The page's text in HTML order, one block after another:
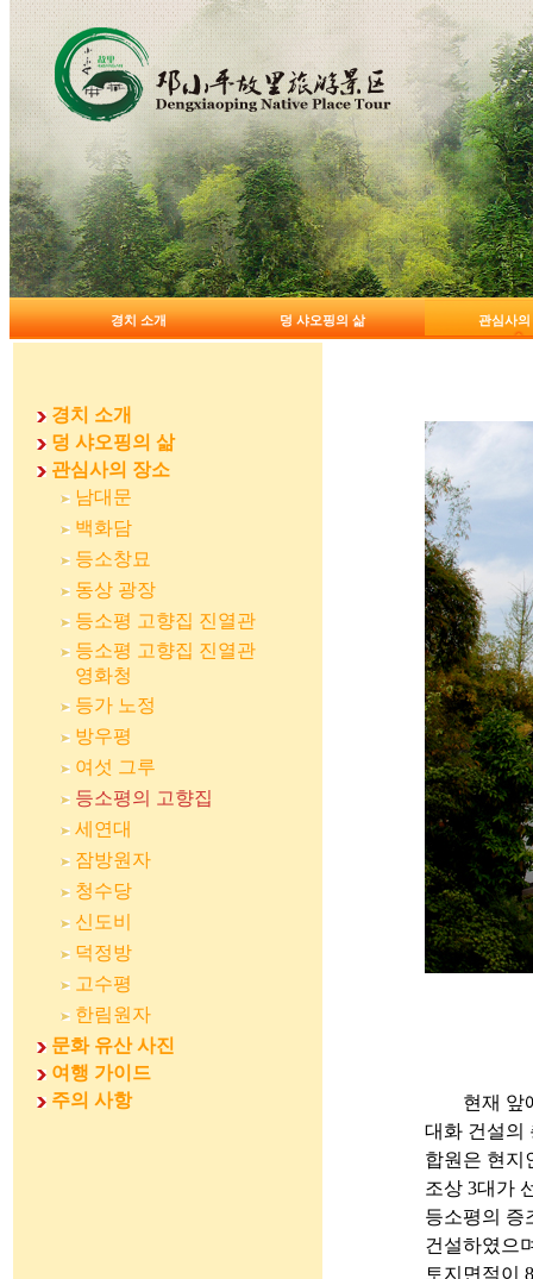
경치 소개 덩 샤오핑의 삶 관심사의
경치 소개
덩 샤오핑의 삶
관심사의 장소
남대문
백화담
등소창묘
동상 광장
등소평 고향집 진열관
등소평 고향집 진열관
영화청
등가 노정
방우평
여섯 그루
등소평의 고향집
세연대
잠방원자
청수당
신도비
덕정방
고수평
한림원자
문화 유산 사진
여행 가이드
주의 사항
현재 앞에
대화 건설의
합원은 현지
조상 3대가
등소평의 증
건설하였으
토지면적이